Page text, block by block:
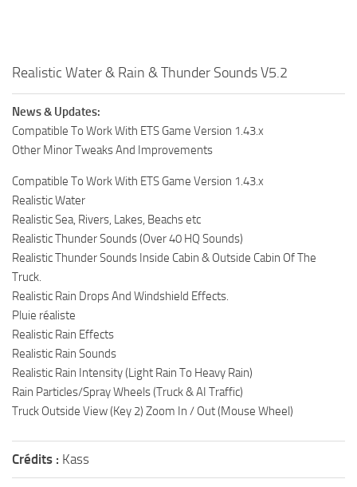
Realistic Water & Rain & Thunder Sounds V5.2
News & Updates:
Compatible To Work With ETS Game Version 1.43.x
Other Minor Tweaks And Improvements
Compatible To Work With ETS Game Version 1.43.x
Realistic Water
Realistic Sea, Rivers, Lakes, Beachs etc
Realistic Thunder Sounds (Over 40 HQ Sounds)
Realistic Thunder Sounds Inside Cabin & Outside Cabin Of The
Truck.
Realistic Rain Drops And Windshield Effects.
Pluie réaliste
Realistic Rain Effects
Realistic Rain Sounds
Realistic Rain Intensity (Light Rain To Heavy Rain)
Rain Particles/Spray Wheels (Truck & AI Traffic)
Truck Outside View (Key 2) Zoom In / Out (Mouse Wheel)
Crédits : Kass